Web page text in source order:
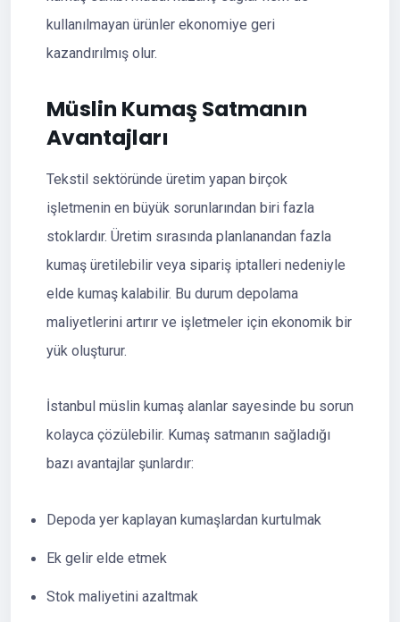
kullanılmayan ürünler ekonomiye geri
kazandırılmış olur.
Müslin Kumaş Satmanın
Avantajları
Tekstil sektöründe üretim yapan birçok
işletmenin en büyük sorunlarından biri fazla
stoklardır. Üretim sırasında planlanandan fazla
kumaş üretilebilir veya sipariş iptalleri nedeniyle
elde kumaş kalabilir. Bu durum depolama
maliyetlerini artırır ve işletmeler için ekonomik bir
yük oluşturur.
İstanbul müslin kumaş alanlar sayesinde bu sorun
kolayca çözülebilir. Kumaş satmanın sağladığı
bazı avantajlar şunlardır:
Depoda yer kaplayan kumaşlardan kurtulmak
Ek gelir elde etmek
Stok maliyetini azaltmak